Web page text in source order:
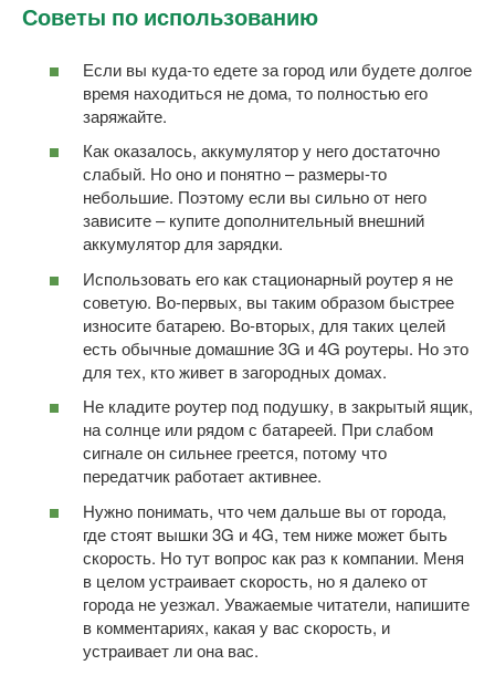
Советы по использованию
Если вы куда-то едете за город или будете долгое
время находиться не дома, то полностью его
заряжайте.
Как оказалось, аккумулятор у него достаточно
слабый. Но оно и понятно – размеры-то
небольшие. Поэтому если вы сильно от него
зависите – купите дополнительный внешний
аккумулятор для зарядки.
Использовать его как стационарный роутер я не
советую. Во-первых, вы таким образом быстрее
износите батарею. Во-вторых, для таких целей
есть обычные домашние 3G и 4G роутеры. Но это
для тех, кто живет в загородных домах.
Не кладите роутер под подушку, в закрытый ящик,
на солнце или рядом с батареей. При слабом
сигнале он сильнее греется, потому что
передатчик работает активнее.
Нужно понимать, что чем дальше вы от города,
где стоят вышки 3G и 4G, тем ниже может быть
скорость. Но тут вопрос как раз к компании. Меня
в целом устраивает скорость, но я далеко от
города не уезжал. Уважаемые читатели, напишите
в комментариях, какая у вас скорость, и
устраивает ли она вас.